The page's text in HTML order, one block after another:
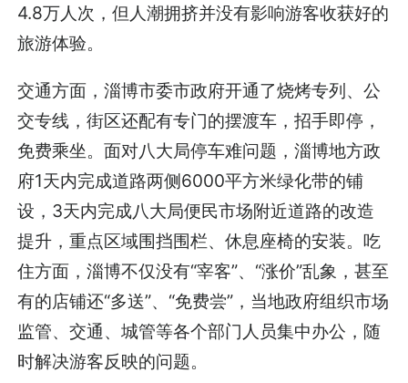
4.8万人次，但人潮拥挤并没有影响游客收获好的
旅游体验。
交通方面，淄博市委市政府开通了烧烤专列、公
交专线，街区还配有专门的摆渡车，招手即停，
免费乘坐。面对八大局停车难问题，淄博地方政
府1天内完成道路两侧6000平方米绿化带的铺
设，3天内完成八大局便民市场附近道路的改造
提升，重点区域围挡围栏、休息座椅的安装。吃
住方面，淄博不仅没有“宰客”、“涨价”乱象，甚至
有的店铺还“多送”、“免费尝”，当地政府组织市场
监管、交通、城管等各个部门人员集中办公，随
时解决游客反映的问题。